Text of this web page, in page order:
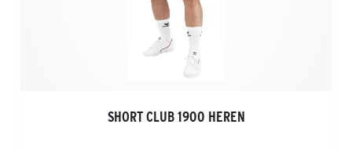
SHORT CLUB 1900 HEREN